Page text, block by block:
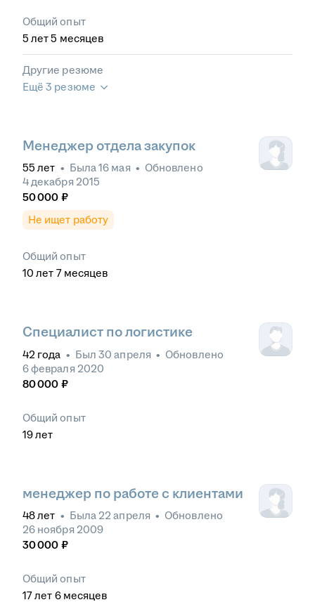
Общий опыт
5 лет 5 месяцев
Другие резюме
Ещё 3 резюме
Менеджер отдела закупок
55 лет • Была16 мая • Обновлено
4 декабря 2015
50 000 ₽
Не ищет работу
Общий опыт
10 лет 7 месяцев
Специалист по логистике
42 года • Был 30 апреля • Обновлено
6 февраля 2020
80 000 ₽
Общий опыт
19лет
менеджер по работе с клиентами
48лет • Была 22 апреля • Обновлено
26 ноября 2009
30 000 ₽
Общий опыт
17лет 6 месяцев